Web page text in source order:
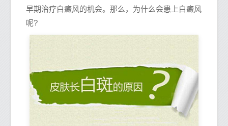
早期治疗白癜风的机会。那么，为什么会患上白癜风
呢?